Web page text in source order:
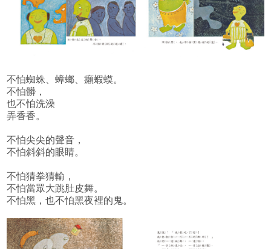
不怕蜘蛛、蟑螂、癩蝦蟆。
不怕髒，
也不怕洗澡
弄香香。
不怕尖尖的聲音，
不怕斜斜的眼睛。
不怕猜拳猜輸，
不怕當眾大跳肚皮舞。
不怕黑，也不怕黑夜裡的鬼。